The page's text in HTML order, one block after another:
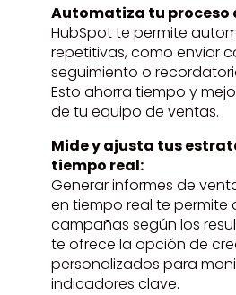
Automatiza tu proceso
HubSpot te permite
repetitivas, como enviar
seguimiento o
Esto ahorra tiempo y
de tu equipo de ventas.
Mide y ajusta tus
tiempo real:
Generar informes de
en tiempo real te permite
campañas según los
te ofrece la opción de
personalizados para
indicadores clave.